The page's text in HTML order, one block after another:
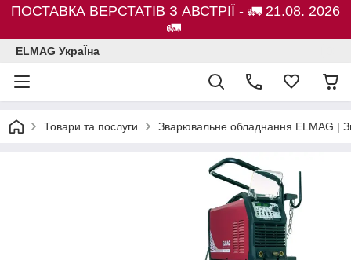
ПОСТАВКА ВЕРСТАТІВ З АВСТРІЇ - 🚛 21.08. 2026
🚛
ELMAG УкраЇна
Товари та послуги Зварювальне обладнання ELMAG |